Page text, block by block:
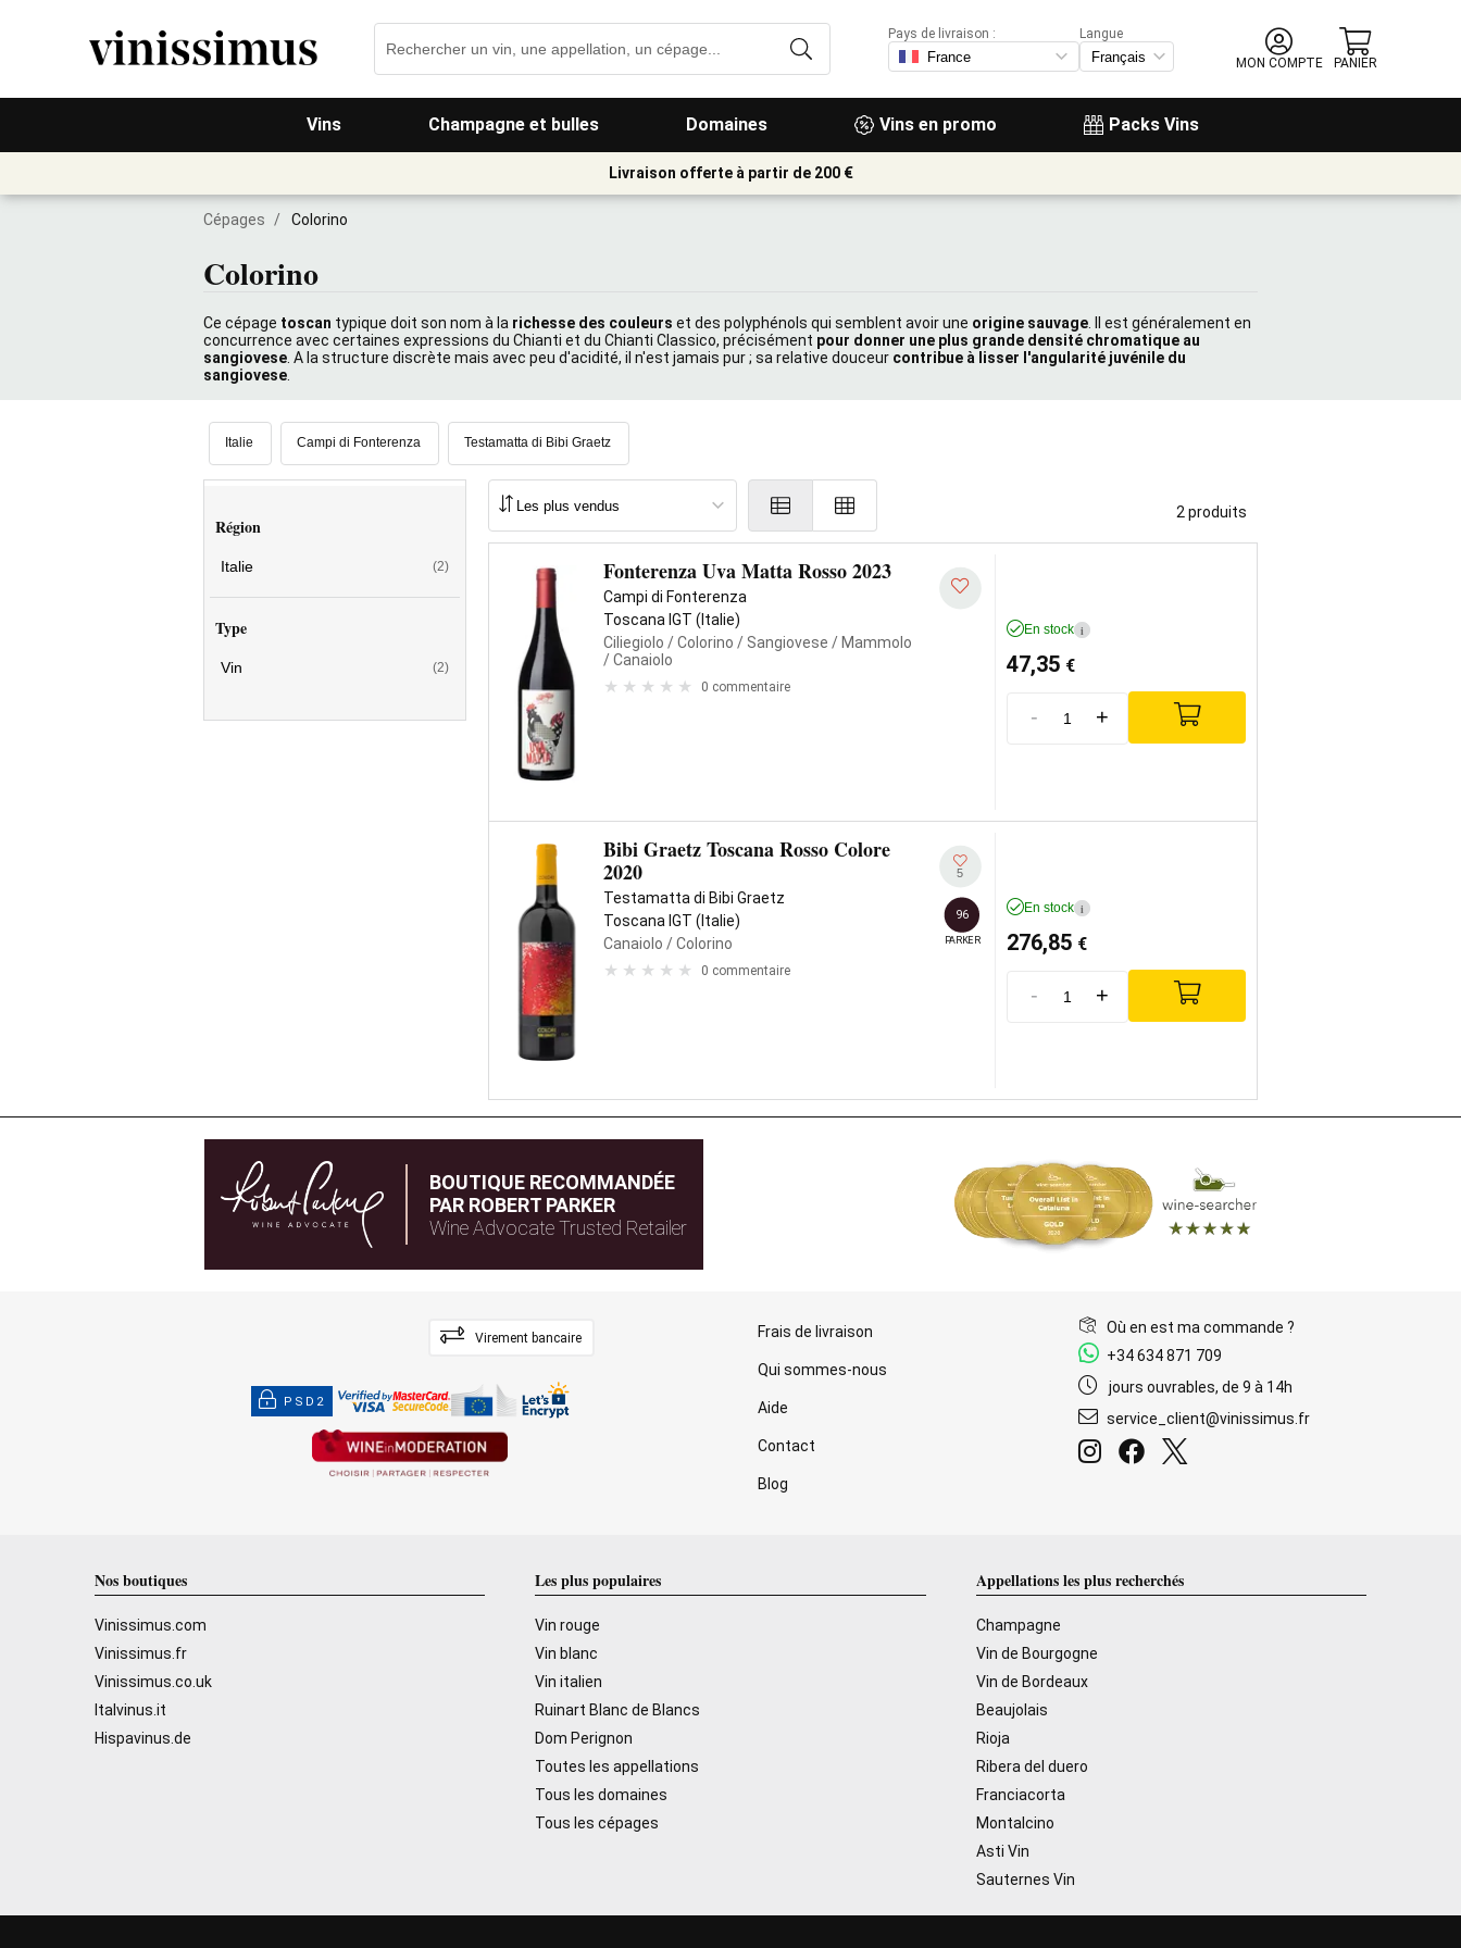
Vins Champagne et bulles Domaines Vins en promo Packs Vins
Pays de livraison :
Langue
MON COMPTE
PANIER
Livraison offerte à partir de 200 €
Cépages / Colorino
Colorino
Ce cépage toscan typique doit son nom à la richesse des couleurs et des polyphénols qui semblent avoir une origine sauvage . Il est généralement en
concurrence avec certaines expressions du Chianti et du Chianti Classico, précisément pour donner une plus grande densité chromatique au
sangiovese . A la structure discrète mais avec peu d'acidité, il n'est jamais pur ; sa relative douceur contribue à lisser l'angularité juvénile du
sangiovese
Italie Campi di Fonterenza Testamatta di Bibi Graetz
Région
Italie (2)
Type
Vin (2)
2 produits
Fonterenza Uva Matta Rosso 2023
Campi di Fonterenza
Toscana IGT (Italie)
Ciliegiolo / Colorino / Sangiovese / Mammolo
/ Canaiolo
0 commentaire
En stock i
47,35 €
- +
Bibi Graetz Toscana Rosso Colore
2020
Testamatta di Bibi Graetz
Toscana IGT (Italie)
Canaiolo / Colorino
0 commentaire
5
96
PARKER
En stock i
276,85 €
- +
BOUTIQUE RECOMMANDÉE
PAR ROBERT PARKER
Wine Advocate Trusted Retailer
Virement bancaire
PSD2
Frais de livraison
Qui sommes-nous
Aide
Contact
Blog
Où en est ma commande ?
+34 634 871 709
jours ouvrables, de 9 à 14h
service_client@vinissimus.fr
Nos boutiques
Vinissimus.com
Vinissimus.fr
Vinissimus.co.uk
Italvinus.it
Hispavinus.de
Les plus populaires
Vin rouge
Vin blanc
Vin italien
Ruinart Blanc de Blancs
Dom Perignon
Toutes les appellations
Tous les domaines
Tous les cépages
Appellations les plus recherchés
Champagne
Vin de Bourgogne
Vin de Bordeaux
Beaujolais
Rioja
Ribera del duero
Franciacorta
Montalcino
Asti Vin
Sauternes Vin